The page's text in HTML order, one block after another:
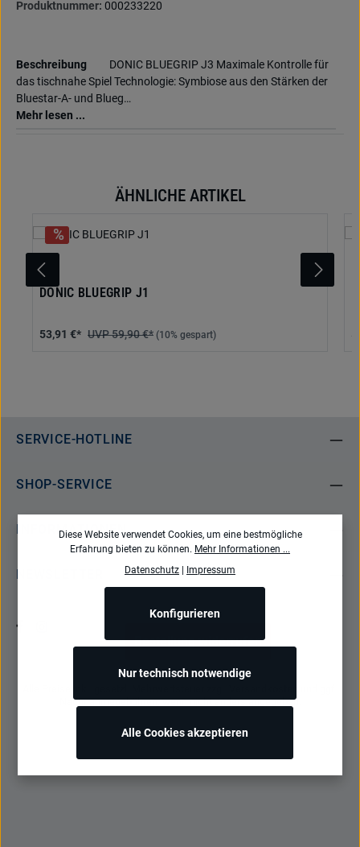
Produktnummer: 000233220
Beschreibung
DONIC BLUEGRIP J3 Maximale Kontrolle für
das tischnahe Spiel Technologie: Symbiose aus den Stärken der
Bluestar-A- und Blueg…
Mehr lesen ...
Produktgalerie überspringenÄHNLICHE ARTIKEL
DONIC BLUEGRIP J1
53,91 €* 59,90 €* (10% gespart)
SERVICE-HOTLINE
SHOP-SERVICE
INFORMATIONEN
Bestellung widerrufen
Nachnahmegebühren, wenn nicht anders angegeben.
Diese Website verwendet Cookies, um eine bestmögliche
Erfahrung bieten zu können. Mehr Informationen ...
Datenschutz | Impressum
Nur technisch notwendige
Konfigurieren
Alle Cookies akzeptieren